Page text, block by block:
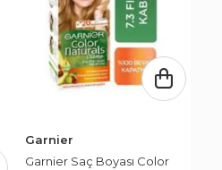
Garnier
Garnier Saç Boyası Color